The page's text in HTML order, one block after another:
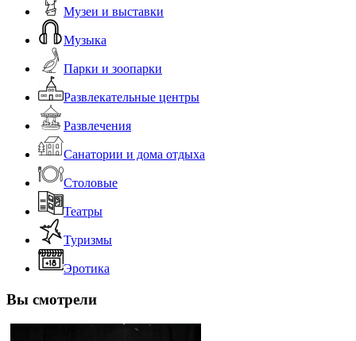
Музеи и выставки
Музыка
Парки и зоопарки
Развлекательные центры
Развлечения
Санатории и дома отдыха
Столовые
Театры
Туризмы
Эротика
Вы смотрели